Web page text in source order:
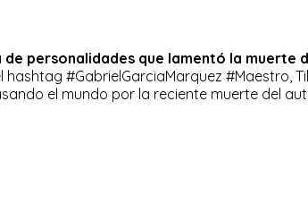
de personalidades que lamentó la muerte
hashtag #GabrielGarciaMarquez #Maestro,
el mundo por la reciente muerte del